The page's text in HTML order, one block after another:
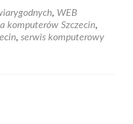
about
Potrzebujesz
pomocy
, WEB
komputerów Szczecin,
, serwis komputerowy